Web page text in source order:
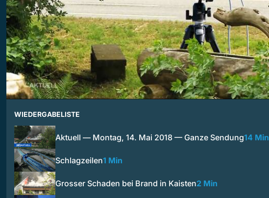
WIEDERGABELISTE
Aktuell — Montag, 14. Mai 2018 — Ganze Sendung14 Min
Schlagzeilen1 Min
Grosser Schaden bei Brand in Kaisten2 Min